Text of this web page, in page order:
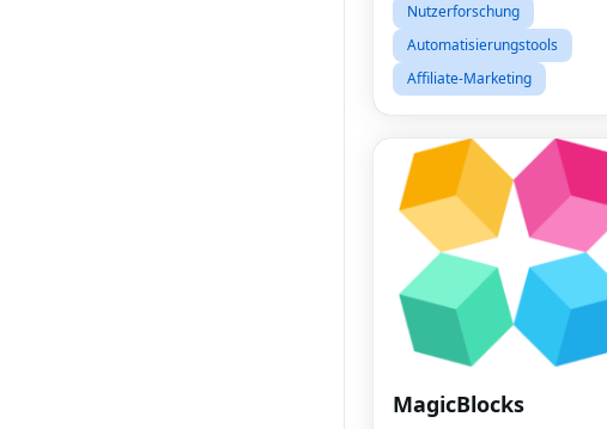
Nutzerforschung
Automatisierungstools
Affiliate-Marketing
MagicBlocks